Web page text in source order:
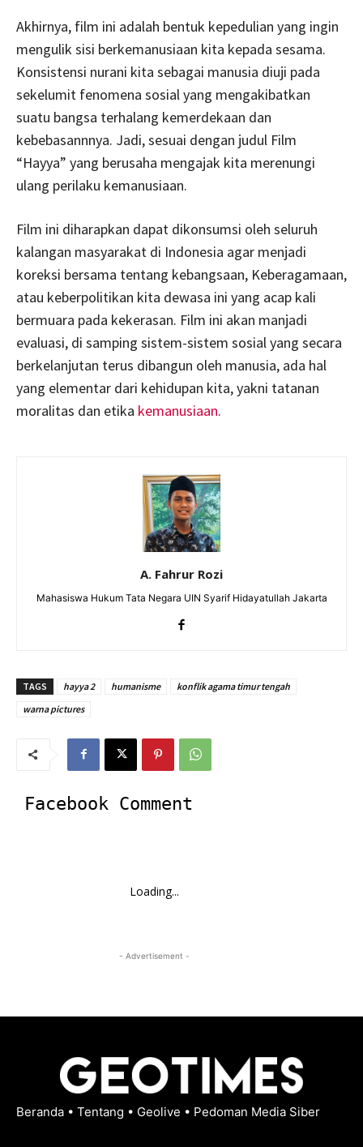
Akhirnya, film ini adalah bentuk kepedulian yang ingin
mengulik sisi berkemanusiaan kita kepada sesama.
Konsistensi nurani kita sebagai manusia diuji pada
sekelumit fenomena sosial yang mengakibatkan
suatu bangsa terhalang kemerdekaan dan
kebebasannnya. Jadi, sesuai dengan judul Film
“Hayya” yang berusaha mengajak kita merenungi
ulang perilaku kemanusiaan.
Film ini diharapkan dapat dikonsumsi oleh seluruh
kalangan masyarakat di Indonesia agar menjadi
koreksi bersama tentang kebangsaan, Keberagamaan,
atau keberpolitikan kita dewasa ini yang acap kali
bermuara pada kekerasan. Film ini akan manjadi
evaluasi, di samping sistem-sistem sosial yang secara
berkelanjutan terus dibangun oleh manusia, ada hal
yang elementar dari kehidupan kita, yakni tatanan
moralitas dan etika kemanusiaan.
A. Fahrur Rozi
Mahasiswa Hukum Tata Negara UIN Syarif Hidayatullah Jakarta
TAGS hayya 2 humanisme
konflik agama timur tengah
warna pictures
Facebook Comment
Loading...
- Advertisement -
Beranda • Tentang • Geolive • Pedoman Media Siber